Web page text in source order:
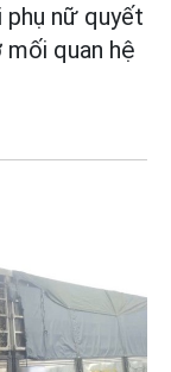
phụ nữ quyết
mối quan hệ